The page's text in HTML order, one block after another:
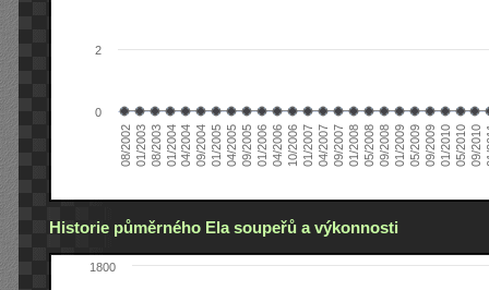
08/200201/200308/200301/200404/200409/200401/200504/200509/200501/200604/200610/200601/200704/200709/200701/200805/200809/200801/200905/200909/200901/201005/201009/2010
0
2
Historie půměrného Ela soupeřů a výkonnosti
1800